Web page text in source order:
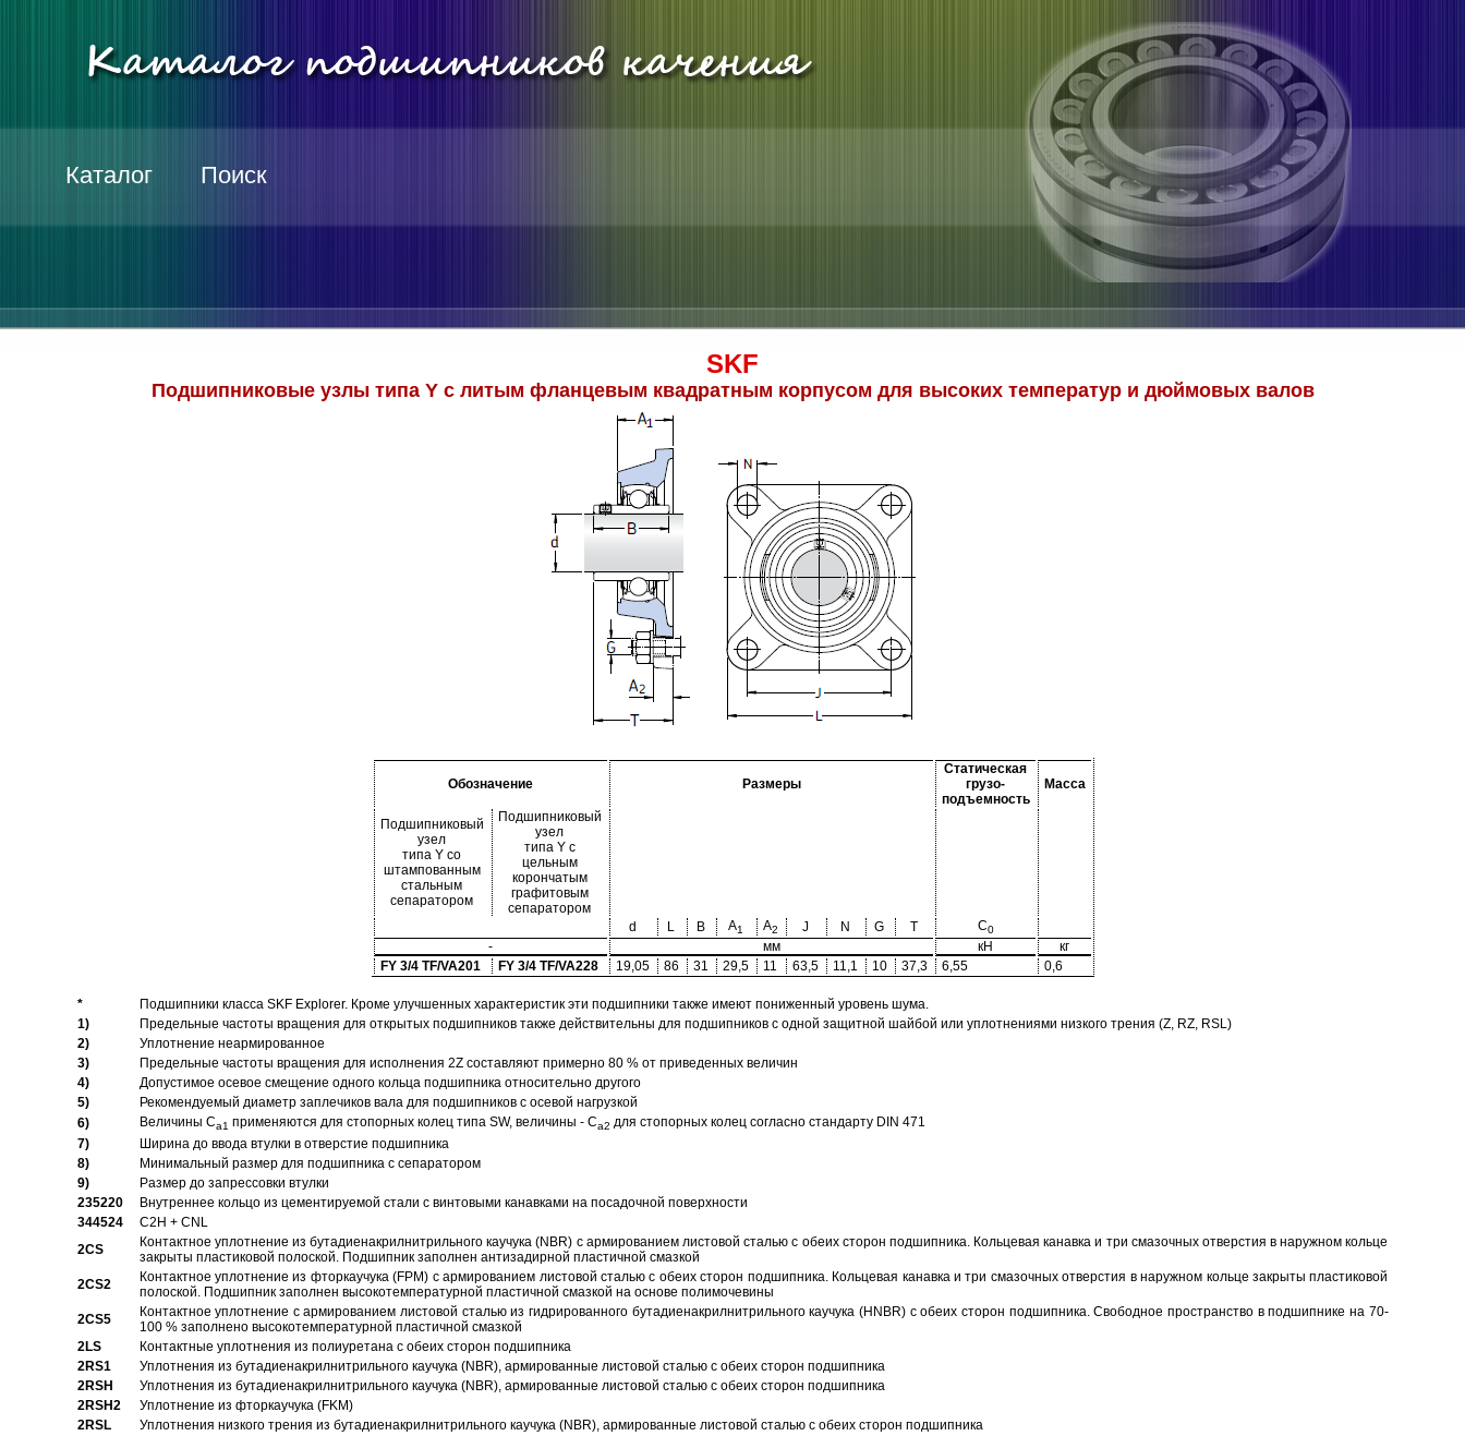
Каталог Поиск
SKF
Подшипниковые узлы типа Y с литым фланцевым квадратным корпусом для высоких температур и дюймовых валов
Обозначение Размеры
Статическая
грузо-
подъемность
Масса
Подшипниковый
узел
типа Y со
штампованным
стальным
сепаратором
Подшипниковый
узел
типа Y с
цельным
корончатым
графитовым
сепаратором
d
L B A1 A2 J N G T C0
- мм кН
кг
FY 3/4 TF/VA201
FY 3/4 TF/VA228 19,05 86 31 29,5 11 63,5 11,1 10 37,3 6,55 0,6
*
Подшипники класса SKF Explorer. Кроме улучшенных характеристик эти подшипники также имеют пониженный уровень шума.
1)
Предельные частоты вращения для открытых подшипников также действительны для подшипников с одной защитной шайбой или уплотнениями низкого трения (Z, RZ, RSL)
2)
Уплотнение неармированное
3)
Предельные частоты вращения для исполнения 2Z составляют примерно 80 % от приведенных величин
4)
Допустимое осевое смещение одного кольца подшипника относительно другого
5)
Рекомендуемый диаметр заплечиков вала для подшипников с осевой нагрузкой
6)
Величины Ca1 применяются для стопорных колец типа SW, величины - Ca2 для стопорных колец согласно стандарту DIN 471
7)
Ширина до ввода втулки в отверстие подшипника
8)
Минимальный размер для подшипника с сепаратором
9)
Размер до запрессовки втулки
235220
Внутреннее кольцо из цементируемой стали с винтовыми канавками на посадочной поверхности
344524
C2H + CNL
2CS
Контактное уплотнение из бутадиенакрилнитрильного каучука (NBR) с армированием листовой сталью с обеих сторон подшипника. Кольцевая канавка и три смазочных отверстия в наружном кольце
закрыты пластиковой полоской. Подшипник заполнен антизадирной пластичной смазкой
2CS2
Контактное уплотнение из фторкаучука (FPM) с армированием листовой сталью с обеих сторон подшипника. Кольцевая канавка и три смазочных отверстия в наружном кольце закрыты пластиковой
полоской. Подшипник заполнен высокотемпературной пластичной смазкой на основе полимочевины
2CS5
Контактное уплотнение с армированием листовой сталью из гидрированного бутадиенакрилнитрильного каучука (HNBR) с обеих сторон подшипника. Свободное пространство в подшипнике на 70-
100 % заполнено высокотемпературной пластичной смазкой
2LS
Контактные уплотнения из полиуретана с обеих сторон подшипника
2RS1
Уплотнения из бутадиенакрилнитрильного каучука (NBR), армированные листовой сталью с обеих сторон подшипника
2RSH
Уплотнения из бутадиенакрилнитрильного каучука (NBR), армированные листовой сталью с обеих сторон подшипника
2RSH2
Уплотнение из фторкаучука (FKM)
2RSL
Уплотнения низкого трения из бутадиенакрилнитрильного каучука (NBR), армированные листовой сталью с обеих сторон подшипника